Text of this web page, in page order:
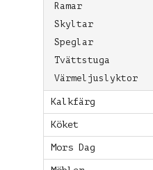
Ramar
Skyltar
Speglar
Tvättstuga
Värmeljuslyktor
Kalkfärg
Köket
Mors Dag